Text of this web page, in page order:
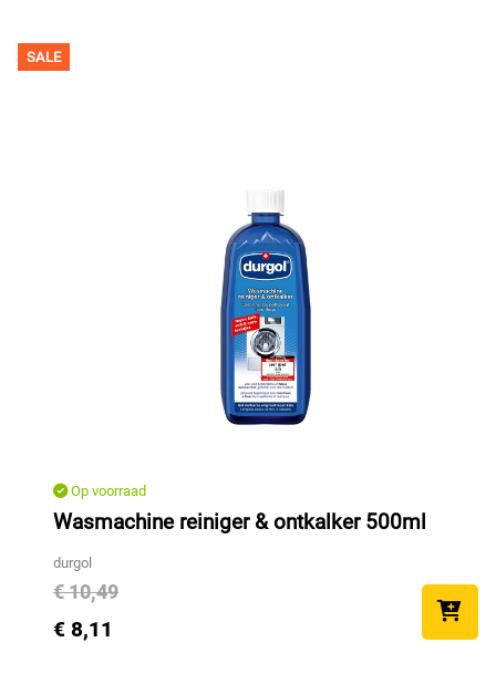
SALE
Op voorraad
Wasmachine reiniger & ontkalker 500ml
durgol
€ 10,49
€ 8,11